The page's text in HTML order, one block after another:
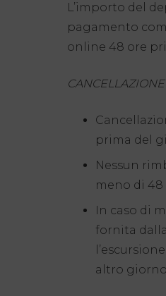
L’importo del
pagamento
online 48 ore
prima del
Nessun
meno di 48
In caso di
fornita
altro